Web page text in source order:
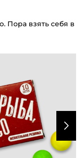
Пора взять себя в